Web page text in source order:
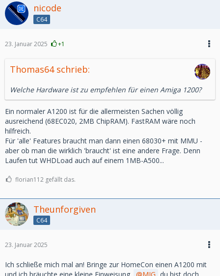
nicode
C64
23. Januar 2025 +1
Thomas64 schrieb:
Welche Hardware ist zu empfehlen für einen Amiga 1200?
Ein normaler A1200 ist für die allermeisten Sachen völlig
ausreichend (68EC020, 2MB ChipRAM). FastRAM wäre noch
hilfreich.
Für 'alle' Features braucht man dann einen 68030+ mit MMU -
aber ob man die wirklich 'braucht' ist eine andere Frage. Denn
Laufen tut WHDLoad auch auf einem 1MB-A500...
florian112 gefällt das.
Theunforgiven
C64
23. Januar 2025
Ich schließe mich mal an! Bringe zur HomeCon einen A1200 mit